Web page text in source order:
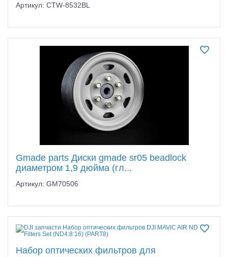
Артикул: CTW-8532BL
Gmade parts Диски gmade sr05 beadlock
диаметром 1,9 дюйма (гл...
Артикул: GM70506
Набор оптических фильтров для